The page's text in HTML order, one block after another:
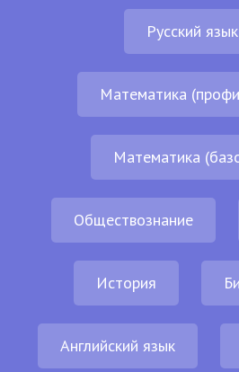
Русский язык
Математика
Математика
Обществознание
История
Английский язык